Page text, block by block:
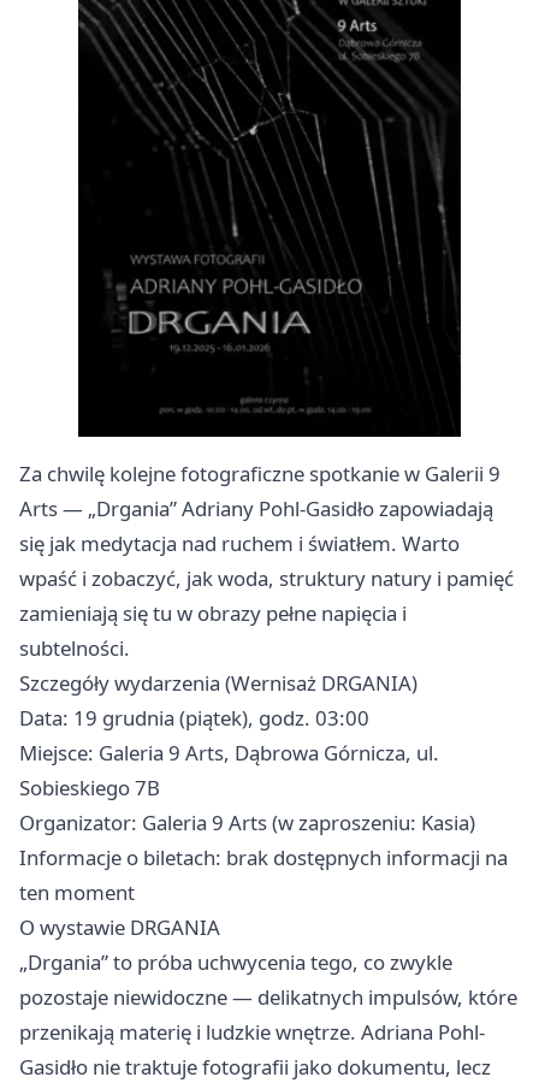
Za chwilę kolejne fotograficzne spotkanie w Galerii 9
Arts — „Drgania” Adriany Pohl-Gasidło zapowiadają
się jak medytacja nad ruchem i światłem. Warto
wpaść i zobaczyć, jak woda, struktury natury i pamięć
zamieniają się tu w obrazy pełne napięcia i
subtelności.
Szczegóły wydarzenia (Wernisaż DRGANIA)
Data: 19 grudnia (piątek), godz. 03:00
Miejsce: Galeria 9 Arts, Dąbrowa Górnicza, ul.
Sobieskiego 7B
Organizator: Galeria 9 Arts (w zaproszeniu: Kasia)
Informacje o biletach: brak dostępnych informacji na
ten moment
O wystawie DRGANIA
„Drgania” to próba uchwycenia tego, co zwykle
pozostaje niewidoczne — delikatnych impulsów, które
przenikają materię i ludzkie wnętrze. Adriana Pohl-
Gasidło nie traktuje fotografii jako dokumentu, lecz